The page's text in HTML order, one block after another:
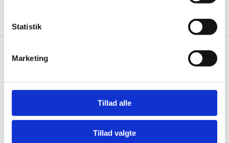
Statistik
Marketing
Tillad alle
Tillad valgte
Wallshop.dk
Gastrobutikken ApS
Rømersvej 33
CVR: 38952986